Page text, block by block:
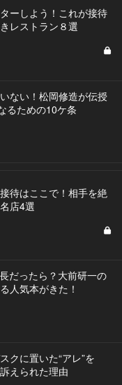
ーしよう！これが接待
レストラン８選
ない！松岡修造が伝授
るための10ケ条
待はここで！相手を絶
店4選
だったら？大前研一の
人気本がきた！
クに置いた“アレ”を
えられた理由